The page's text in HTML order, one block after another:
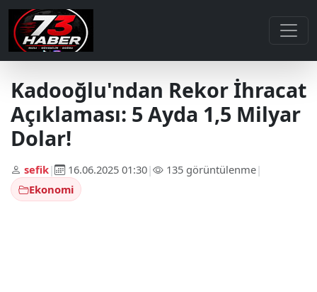
Kadooğlu'ndan Rekor İhracat
Açıklaması: 5 Ayda 1,5 Milyar
Dolar!
sefik| 16.06.2025 01:30| 135 görüntülenme|
Ekonomi